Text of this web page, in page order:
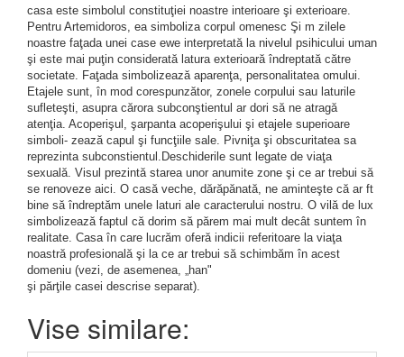
casa este simbolul constituţiei noastre interioare şi exterioare.
Pentru Artemidoros, ea simboliza corpul omenesc Şi m zilele
noastre faţada unei case ewe interpretată la nivelul psihicului uman
şi este mai puţin considerată latura exterioară îndreptată către
societate. Faţada simbolizează aparenţa, personalitatea omului.
Etajele sunt, în mod corespunzător, zonele corpului sau laturile
sufleteşti, asupra cărora subconştientul ar dori să ne atragă
atenţia. Acoperişul, şarpanta acoperişului şi etajele superioare
simboli- zează capul şi funcţiile sale. Pivniţa şi obscuritatea sa
reprezinta subconstientul.Deschiderile sunt legate de viaţa
sexuală. Visul prezintă starea unor anumite zone şi ce ar trebui să
se renoveze aici. O casă veche, dărăpănată, ne aminteşte că ar ft
bine să îndreptăm unele laturi ale caracterului nostru. O vilă de lux
simbolizează faptul că dorim să părem mai mult decât suntem în
realitate. Casa în care lucrăm oferă indicii referitoare la viaţa
noastră profesională şi la ce ar trebui să schimbăm în acest
domeniu (vezi, de asemenea, „han"
şi părţile casei descrise separat).
Vise similare: